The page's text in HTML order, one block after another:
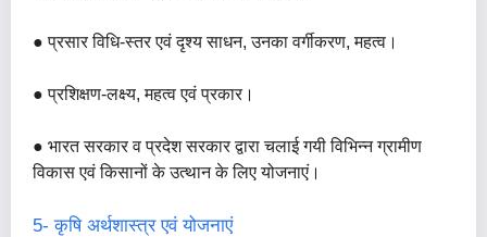
● प्रसार विधि-स्तर एवं दृश्य साधन, उनका वर्गीकरण, महत्व।
● प्रशिक्षण-लक्ष्य, महत्व एवं प्रकार।
● भारत सरकार व प्रदेश सरकार द्वारा चलाई गयी विभिन्न ग्रामीण
विकास एवं किसानों के उत्थान के लिए योजनाएं।
5- कृषि अर्थशास्त्र एवं योजनाएं